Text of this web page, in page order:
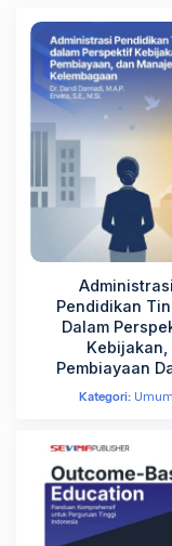
Email*
Nomor
Perguruan
Pilih PT
Jabatan di
J
e
l
a
Lanjut
Administrasi
Pendidikan
Dalam
Kebijakan,
Pembiayaan
Kategori: Umum